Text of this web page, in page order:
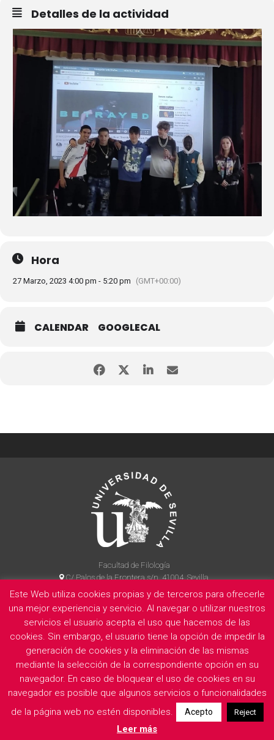
Detalles de la actividad
Hora
27 Marzo, 2023 4:00 pm - 5:20 pm (GMT+00:00)
CALENDAR GOOGLECAL
Facultad de Filología
C/ Palos de la Frontera s/n, 41004, Sevilla
954 55 14 90
La Facultad Información legal Politica de privacidad Cookies
E
Este Web utiliza cookies propias y de terceros para ofrecerle
una mejor experiencia y servicio. Al navegar o utilizar nuestros
servicios el usuario acepta el uso que hacemos de las
cookies. Sin embargo, el usuario tiene la opción de impedir la
generación de cookies y la eliminación de las mismas
mediante la selección de la correspondiente opción en su
navegador. En caso de bloquear el uso de cookies en su
navegador es posible que algunos servicios o funcionalidades
de la página web no estén disponibles.
Acepto Reject
Leer más